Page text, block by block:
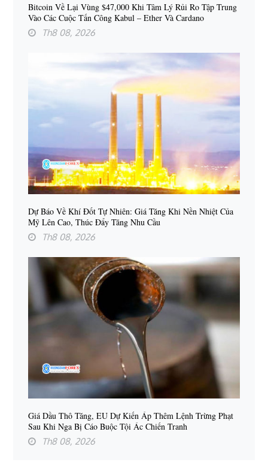
Bitcoin Về Lại Vùng $47,000 Khi Tâm Lý Rủi Ro Tập Trung
Vào Các Cuộc Tấn Công Kabul – Ether Và Cardano
Th8 08, 2026
Dự Báo Về Khí Đốt Tự Nhiên: Giá Tăng Khi Nền Nhiệt Của
Mỹ Lên Cao, Thúc Đẩy Tăng Nhu Cầu
Th8 08, 2026
Giá Dầu Thô Tăng, EU Dự Kiến Áp Thêm Lệnh Trừng Phạt
Sau Khi Nga Bị Cáo Buộc Tội Ác Chiến Tranh
Th8 08, 2026